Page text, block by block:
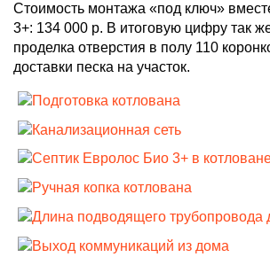
Стоимость монтажа «под ключ»
3+: 134 000 р. В итоговую цифру так
проделка отверстия в полу 110
доставки песка на участок.